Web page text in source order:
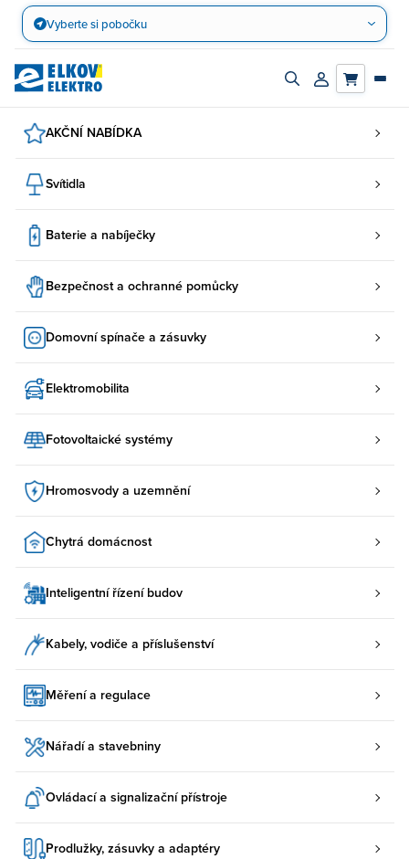
Přejít
obsah
Vyberte si pobočku
Zapnout/vypnout
Přihlásit/
AKČNÍ NABÍDKA
Svítidla
Baterie a nabíječky
Bezpečnost a ochranné pomůcky
Domovní spínače a zásuvky
Elektromobilita
Fotovoltaické systémy
Hromosvody a uzemnění
Chytrá domácnost
Inteligentní řízení budov
Kabely, vodiče a příslušenství
Měření a regulace
Nářadí a stavebniny
Ovládací a signalizační přístroje
Prodlužky, zásuvky a adaptéry